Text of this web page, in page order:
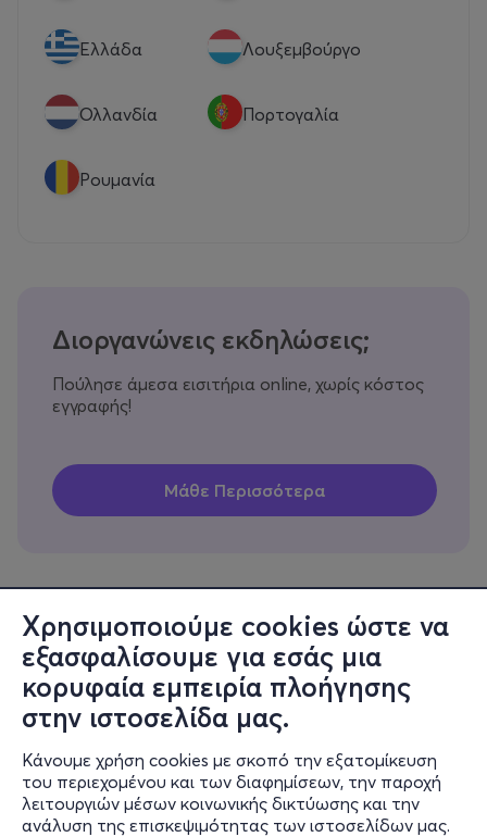
Χρησιμοποιούμε cookies ώστε να
εξασφαλίσουμε για εσάς μια
κορυφαία εμπειρία πλοήγησης
στην ιστοσελίδα μας.
Κάνουμε χρήση cookies με σκοπό την εξατομίκευση
του περιεχομένου και των διαφημίσεων, την παροχή
λειτουργιών μέσων κοινωνικής δικτύωσης και την
ανάλυση της επισκεψιμότητας των ιστοσελίδων μας.
Eλλάδα Λουξεμβούργο
Ολλανδία Πορτογαλία
Ρουμανία
Διοργανώνεις εκδηλώσεις;
Πούλησε άμεσα εισιτήρια online, χωρίς κόστος
εγγραφής!
Πληροφορίες
Υποστήριξη
Stay Connected